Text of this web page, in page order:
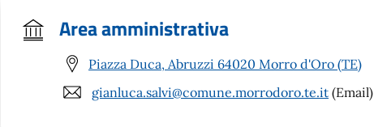
Area amministrativa
Piazza Duca, Abruzzi 64020 Morro d'Oro (TE)
gianluca.salvi@comune.morrodoro.te.it (Email)